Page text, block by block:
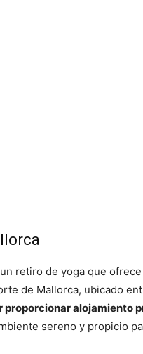
retiro de yoga que
de Mallorca, ubicado
proporcionar alojamiento
sereno y propicio